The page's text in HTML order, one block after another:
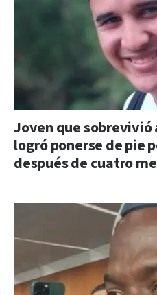
Joven que sobrevivió
logró ponerse de pie
después de cuatro